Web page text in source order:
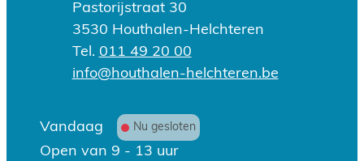
Pastorijstraat 30
,3530 Houthalen-Helchteren
011 49 20 00
E-mailinfo@houthalen-helchteren.be
Openingsuren
Vandaag Nu gesloten
Open van 9 - 13 uur